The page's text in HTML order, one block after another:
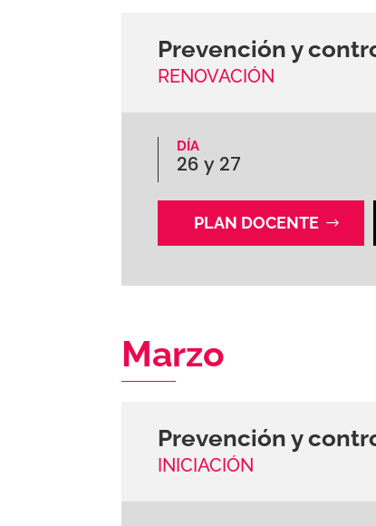
Prevención y
RENOVACIÓN
DÍA
26 y 27
PLAN DOCENTE
Marzo
Prevención y
INICIACIÓN